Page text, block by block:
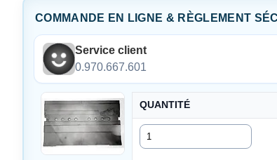
COMMANDE EN LIGNE & RÈGLEMENT
Service client
0.970.667.601
QUANTITÉ
Quantité